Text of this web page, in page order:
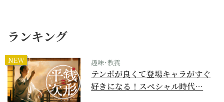
ランキング
NEW 趣味･教養
テンポが良くて登場キャラがすぐ
好きになる！スペシャル時代…